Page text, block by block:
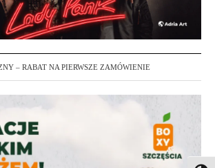
– RABAT NA PIERWSZE ZAMÓWIENIE